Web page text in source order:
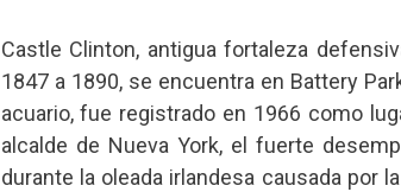
Castle Clinton, antigua fortaleza
1847 a 1890, se encuentra en Battery
acuario, fue registrado en 1966 como
alcalde de Nueva York, el fuerte
durante la oleada irlandesa causada por